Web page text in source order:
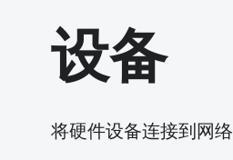
设备
将硬件设备连接到网络